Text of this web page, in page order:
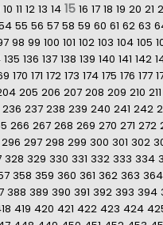
10 11 12 13 14 15 16 17 18 19 20 21
55 56 57 58 59 60 61 62 63
98 99 100 101 102 103 104 105
135 136 137 138 139 140 141 142
170 171 172 173 174 175 176 177
205 206 207 208 209 210 211
236 237 238 239 240 241 242
266 267 268 269 270 271 272
296 297 298 299 300 301 302
328 329 330 331 332 333 334
358 359 360 361 362 363 364
388 389 390 391 392 393 394
419 420 421 422 423 424